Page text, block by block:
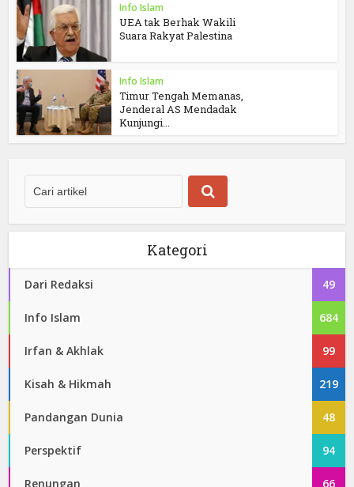
Info Islam
UEA tak Berhak Wakili
Suara Rakyat Palestina
Info Islam
Timur Tengah Memanas,
Jenderal AS Mendadak
Kunjungi...
Kategori
Dari Redaksi 49
Info Islam 684
Irfan & Akhlak 99
Kisah & Hikmah 219
Pandangan Dunia 48
Perspektif 94
Renungan 66